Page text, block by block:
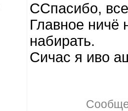
CСпасибо,
Главное ничё
набирать.
Сичас я иво